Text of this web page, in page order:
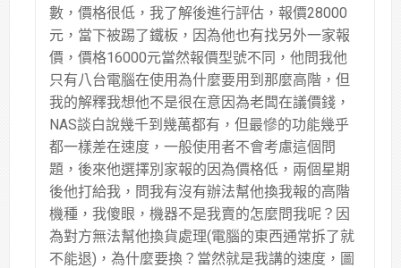
數，價格很低，我了解後進行評估，報價28000
元，當下被踢了鐵板，因為他也有找另外一家報
價，價格16000元當然報價型號不同，他問我他
只有八台電腦在使用為什麼要用到那麼高階，但
我的解釋我想他不是很在意因為老闆在議價錢，
NAS談白說幾千到幾萬都有，但最慘的功能幾乎
都一樣差在速度，一般使用者不會考慮這個問
題，後來他選擇別家報的因為價格低，兩個星期
後他打給我，問我有沒有辦法幫他換我報的高階
機種，我傻眼，機器不是我賣的怎麼問我呢？因
為對方無法幫他換貨處理(電腦的東西通常拆了就
不能退)，為什麼要換？當然就是我講的速度，圖